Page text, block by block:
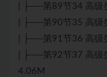
| ├──第89节34 高级
| ├──第90节35 高级
| ├──第91节36 高级
| ├──第92节37 高级
4.06M